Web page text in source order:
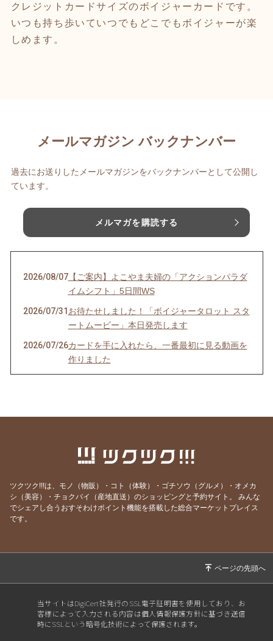
クレジットカードサイズのボイジャーカードです。
いつも持ち歩いていつでもどこでもボイジャーが楽
しめます。
メールマガジン バックナンバー
過去にお送りしたメールマガジンをバックナンバーとして公開し
ています。
メルマガを購読する
2026/08/07【ご案内】よこやま夫婦の「アクションパラダ
イムシフト」5日間WS
2026/07/31 お待たせしました！「ボイジャータロット スタ
ートムービー」本日発売します
2026/07/26カードを手に入れたら、一番最初に見る動画を
作りました
魂の声、聞こえてる？ゆうあか個別説明会受付
2026/07/02緩んで、許して、委ねて、そしてみんなで豊か
になる。そんな場を作ります。
2026/07/01
さんの名言〜
2026/06/15今日19:30スタート！ゆうアカ5日間WS、いよ
ツクツク!!!は、モノ（物販）・コト（体験）・ゴチソウ（グルメ）・オメカ
シ（美容）・チョクバイ（産地直送）のショッピングと予約サイト。
みんな
でシェアし合うおすそわけポイント機能を搭載した総合マーケットプレイス
です。
当サイトはDigiCert社発行のSSL電子証明書を使用しており、お
客様によって入力される内容は個人情報保護方針に基づき送信
時にSSLという暗号化技術によって保護されます。